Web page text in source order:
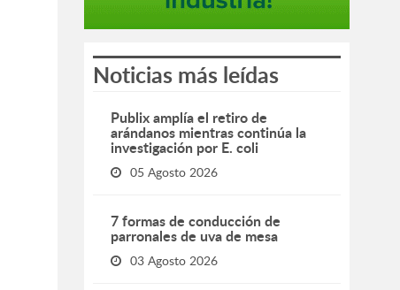
Noticias más leídas
Publix amplía el retiro de
arándanos mientras continúa la
investigación por E. coli
05 Agosto 2026
7 formas de conducción de
parronales de uva de mesa
03 Agosto 2026